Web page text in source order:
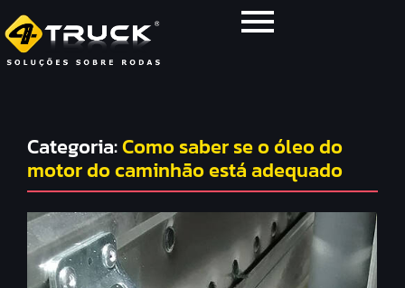
Categoria:Como saber se o óleo do
motor do caminhão está adequado